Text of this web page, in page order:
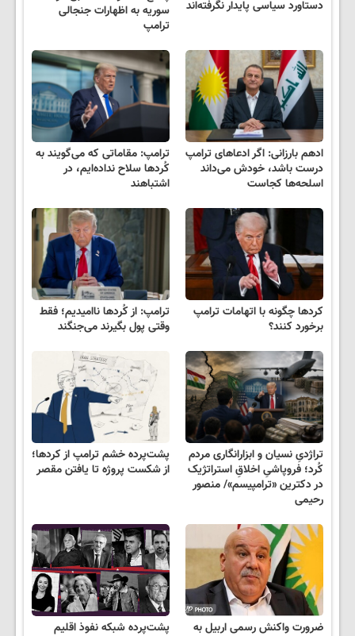
دستاورد سیاسی پایدار نگرفته‌اند
سوریه به اظهارات جنجالی
ترامپ
ادهم بارزانی: اگر ادعاهای ترامپ
درست باشد، خودش می‌داند
اسلحه‌ها کجاست
ترامپ: مقاماتی که می‌گویند به
کُردها سلاح نداده‌ایم، در
اشتباهند
کردها چگونه با اتهامات ترامپ
برخورد کنند؟
ترامپ: از کُردها ناامیدیم؛ فقط
وقتی پول بگیرند می‌جنگند
تراژدیِ نسیان و ابزارانگاری مردم
کُرد؛ فروپاشیِ اخلاقِ استراتژیک
در دکترین «ترامپیسم»/ منصور
رحیمی
پشت‌پرده خشم ترامپ از کردها؛
از شکست پروژه تا یافتن مقصر
ضرورت واکنش رسمی اربیل به
پشت‌پرده شبکه نفوذ اقلیم